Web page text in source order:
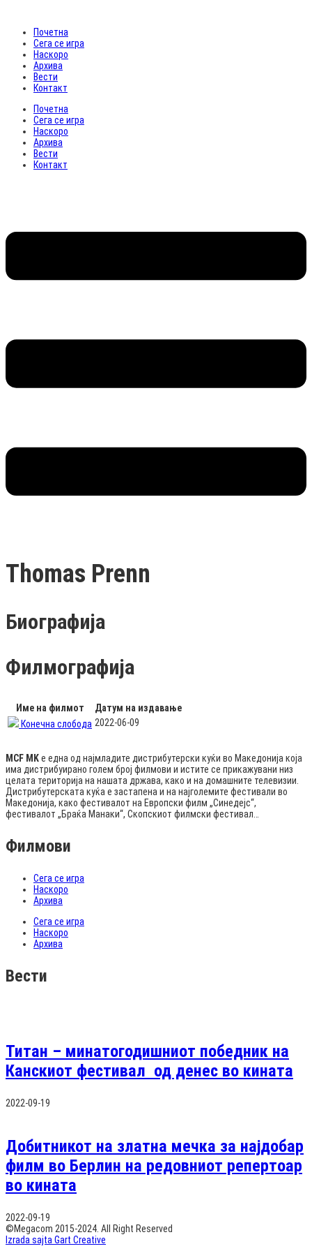
Почетна
Сега се игра
Наскоро
Архива
Вести
Контакт
Почетна
Сега се игра
Наскоро
Архива
Вести
Контакт
Thomas Prenn
Биографија
Филмографија
Име на филмот
Датум на издавање
Конечна слобода 2022-06-09
MCF MKе една од најмладите дистрибутерски куќи во Македонија која
има дистрибуирано голем број филмови и истите се прикажувани низ
целата територија на нашата држава, како и на домашните телевизии.
Дистрибутерската куќа е застапена и на најголемите фестивали во
Македонија, како фестивалот на Европски филм „Синедејс“,
фестивалот „Браќа Манаки“, Скопскиот филмски фестивал…
Филмови
Сега се игра
Наскоро
Архива
Сега се игра
Наскоро
Архива
Вести
Титан – минатогодишниот победник на
Канскиот фестивал од денес во кината
2022-09-19
Добитникот на златна мечка за најдобар
филм во Берлин на редовниот репертоар
во кината
2022-09-19
©Megacom 2015-2024. All Right Reserved
Izrada sajta Gart Creative